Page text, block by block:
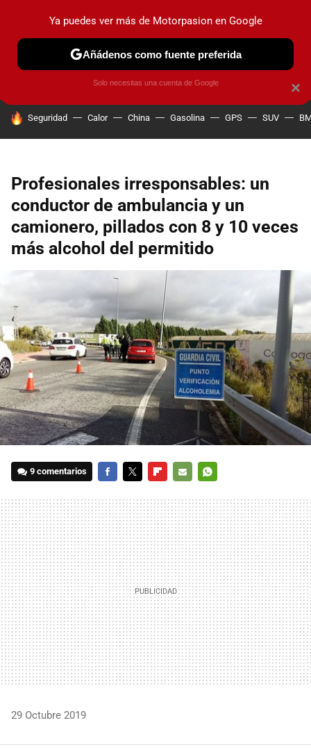
PRUEBAS COCHES ELÉCTRICOS OBSERVATORIO
HOY SE HABLA DE
Seguridad Calor China Gasolina GPS SUV
Profesionales irresponsables: un
conductor de ambulancia y un
camionero, pillados con 8 y 10 veces
más alcohol del permitido
9 comentarios
MAIL
29 Octubre 2019
×
Ya puedes ver más de Motorpasion en Google
Añádenos como fuente preferida
Solo necesitas una cuenta de Google